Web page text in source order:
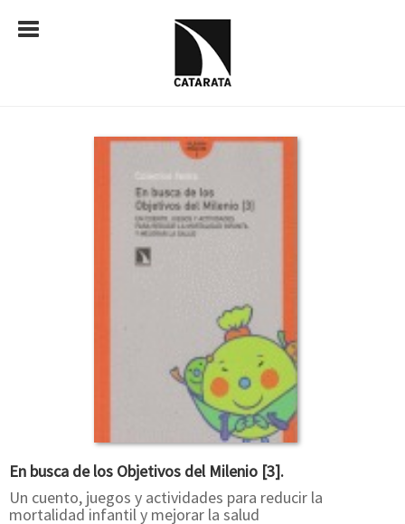
En busca de los Objetivos del Milenio [3].
Un cuento, juegos y actividades para reducir la
mortalidad infantil y mejorar la salud